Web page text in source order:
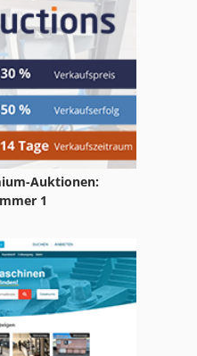
Auktionen:
1